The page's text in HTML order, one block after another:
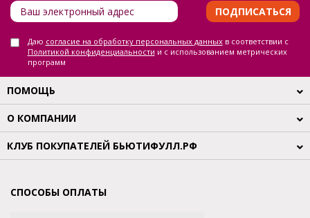
ПОДПИСАТЬСЯ
Даю согласие на обработку персональных данныхв соответствии с
Политикой конфиденциальности и с использованием метрических
программ
ПОМОЩЬ
О КОМПАНИИ
КЛУБ ПОКУПАТЕЛЕЙ БЬЮТИФУЛЛ.РФ
СПОСОБЫ ОПЛАТЫ